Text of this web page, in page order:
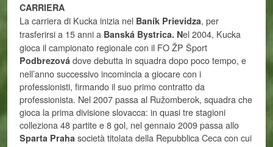
CARRIERA
La carriera di Kucka inizia nel Baník Prievidza, per
trasferirsi a 15 anni a Banská Bystrica. Nel 2004, Kucka
gioca il campionato regionale con il FO ŽP Šport
Podbrezová dove debutta in squadra dopo poco tempo, e
nell’anno successivo incomincia a giocare con i
professionisti, firmando il suo primo contratto da
professionista. Nel 2007 passa al Ružomberok, squadra che
gioca la prima divisione slovacca: in quasi tre stagioni
colleziona 48 partite e 8 gol, nel gennaio 2009 passa allo
Sparta Praha società titolata della Repubblica Ceca con cui